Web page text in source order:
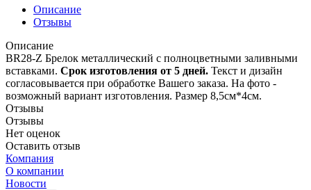
Описание
Отзывы
Описание
BR28-Z Брелок металлический с полноцветными заливными
вставками. Срок изготовления от 5 дней. Текст и дизайн
согласовывается при обработке Вашего заказа. На фото -
возможный вариант изготовления. Размер 8,5см*4см.
Отзывы
Отзывы
Нет оценок
Оставить отзыв
Компания
О компании
Новости